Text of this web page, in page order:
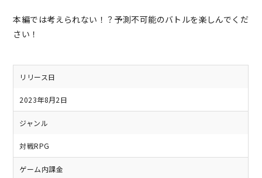
本編では考えられない！？予測不可能のバトルを楽しんでくだ
さい！
リリース日
2023年8月2日
ジャンル
対戦RPG
ゲーム内課金